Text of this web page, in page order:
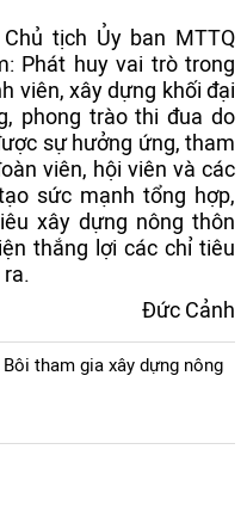
tịch Ủy ban MTTQ
Phát huy vai trò trong
viên, xây dựng khối đại
phong trào thi đua do
sự hưởng ứng, tham
viên, hội viên và các
sức mạnh tổng hợp,
xây dựng nông thôn
thắng lợi các chỉ tiêu
Đức Cảnh
tham gia xây dựng nông